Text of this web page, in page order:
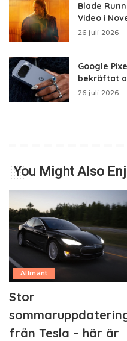
Blade
Video i
26 juli 2026
Google
bekräftat
26 juli 2026
You Might Also
Allmänt
Stor
från Tesla – här är